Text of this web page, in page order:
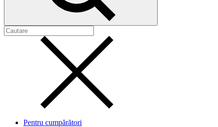
Pentru cumpărători